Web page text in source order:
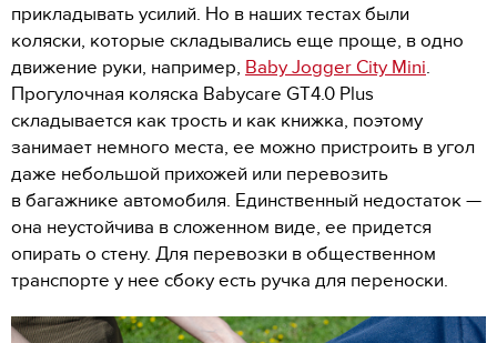
прикладывать усилий. Но в наших тестах были
коляски, которые складывались еще проще, в одно
движение руки, например, Baby Jogger City Mini.
Прогулочная коляска Babycare GT4.0 Plus
складывается как трость и как книжка, поэтому
занимает немного места, ее можно пристроить в угол
даже небольшой прихожей или перевозить
в багажнике автомобиля. Единственный недостаток —
она неустойчива в сложенном виде, ее придется
опирать о стену. Для перевозки в общественном
транспорте у нее сбоку есть ручка для переноски.